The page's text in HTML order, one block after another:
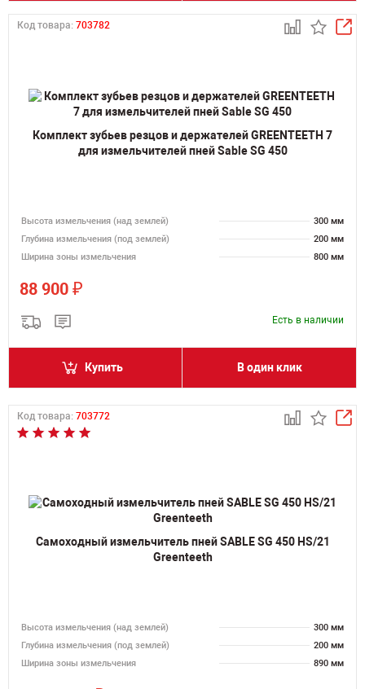
Код товара: 703782
Комплект зубьев резцов и держателей GREENTEETH 7
для измельчителей пней Sable SG 450
Высота измельчения (над землей)
300 мм
Глубина измельчения (под землей)
200 мм
Ширина зоны измельчения
800 мм
88 900 ₽
Есть в наличии
Купить В один клик
Код товара: 703772
Самоходный измельчитель пней SABLE SG 450 HS/21
Greenteeth
Высота измельчения (над землей)
300 мм
Глубина измельчения (под землей)
200 мм
Ширина зоны измельчения
890 мм